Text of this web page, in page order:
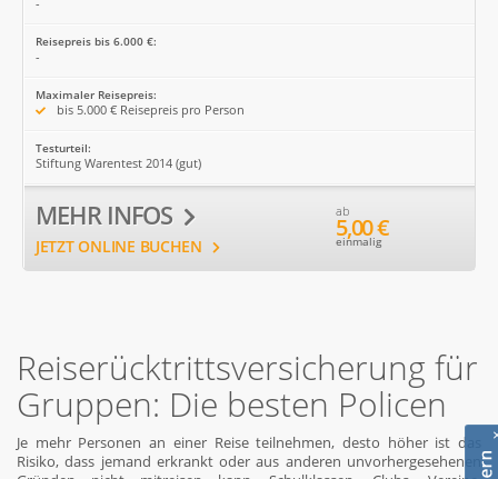
Reisepreis bis 6.000 €:
-
Maximaler Reisepreis:
bis 5.000 € Reisepreis pro Person
Testurteil:
Stiftung Warentest 2014 (gut)
MEHR INFOS
JETZT ONLINE BUCHEN
ab
5,00 €
einmalig
Reiserücktrittsversicherung für
Gruppen: Die besten Policen
Je mehr Personen an einer Reise teilnehmen, desto höher ist das
Risiko, dass jemand erkrankt oder aus anderen unvorhergesehenen